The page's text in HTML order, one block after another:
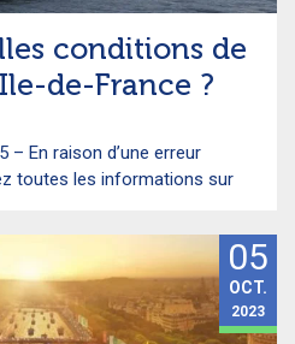
conditions de
de-France ?
– En raison d’une erreur
toutes les informations sur
05
OCT.
2023